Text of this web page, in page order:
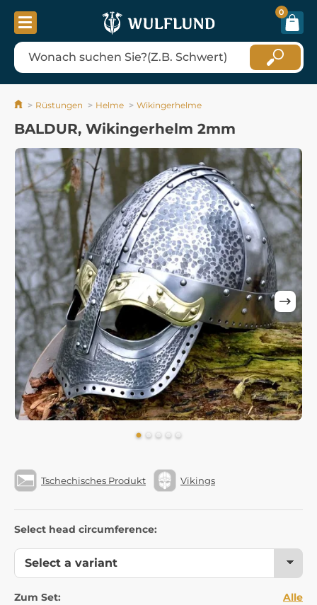
0
Rüstungen Helme Wikingerhelme
BALDUR, Wikingerhelm 2mm
Tschechisches Produkt Vikings
Select head circumference:
Zum Set: Alle